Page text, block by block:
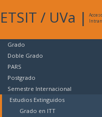
ETSIT / UVa |
Acceso
Grado
Doble Grado
PARS
Postgrado
Semestre Internacional
Estudios Extinguidos
Grado en ITT